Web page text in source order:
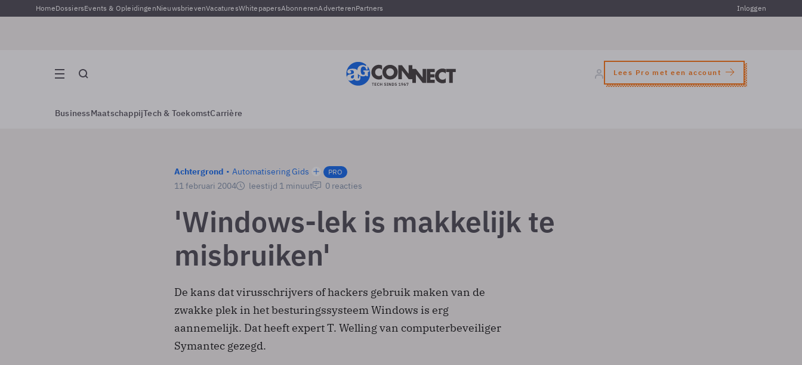
HomeDossiersEvents & OpleidingenNieuwsbrievenVacaturesWhitepapersAbonnerenAdverterenPartners Inloggen
Lees Pro met een account
BusinessMaatschappijTech & ToekomstCarrière
Achtergrond Automatisering Gids PRO
11 februari 2004 leestijd 1 minuut 0 reacties
'Windows-lek is makkelijk te
misbruiken'
De kans dat virusschrijvers of hackers gebruik maken van de
zwakke plek in het besturingssysteem Windows is erg
aannemelijk. Dat heeft expert T. Welling van computerbeveiliger
Symantec gezegd.